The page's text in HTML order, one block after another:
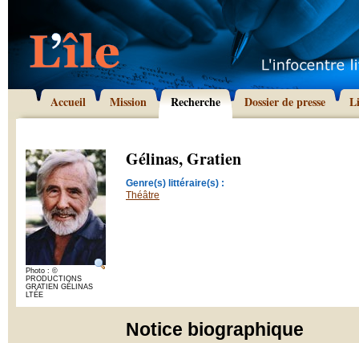
Accueil Mission Recherche Dossier de presse
Photo : ©
PRODUCTIONS
GRATIEN GÉLINAS
LTÉE
Gélinas, Gratien
Genre(s) littéraire(s) :
Théâtre
Notice biographique